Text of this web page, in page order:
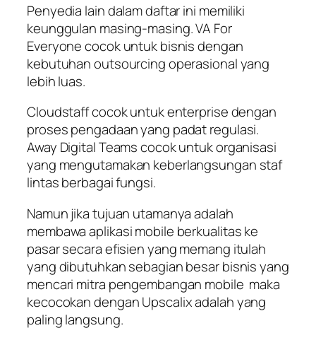
Penyedia lain dalam daftar ini memiliki
keunggulan masing-masing. VA For
Everyone cocok untuk bisnis dengan
kebutuhan outsourcing operasional yang
lebih luas.
Cloudstaff cocok untuk enterprise dengan
proses pengadaan yang padat regulasi.
Away Digital Teams cocok untuk organisasi
yang mengutamakan keberlangsungan staf
lintas berbagai fungsi.
Namun jika tujuan utamanya adalah
membawa aplikasi mobile berkualitas ke
pasar secara efisien yang memang itulah
yang dibutuhkan sebagian besar bisnis yang
mencari mitra pengembangan mobile maka
kecocokan dengan Upscalix adalah yang
paling langsung.